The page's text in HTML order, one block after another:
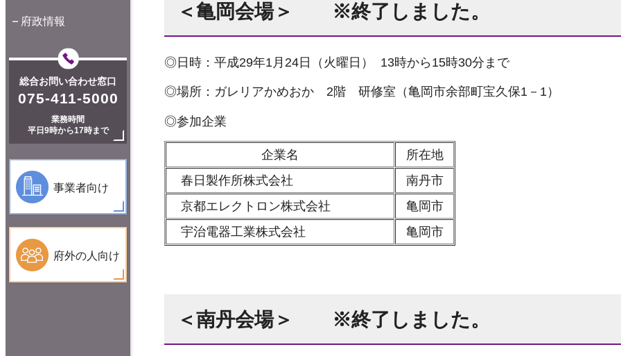
府政情報
総合お問い合わせ窓口
075-411-5000
業務時間
平日9時から17時まで
事業者向け
府外の人向け
＜亀岡会場＞ ※終了しました。
◎日時：平成29年1月24日（火曜日） 13時から15時30分まで
◎場所：ガレリアかめおか 2階 研修室（亀岡市余部町宝久保1－1）
◎参加企業
企業名
所在地
春日製作所株式会社
南丹市
京都エレクトロン株式会社
亀岡市
宇治電器工業株式会社
亀岡市
＜南丹会場＞ ※終了しました。